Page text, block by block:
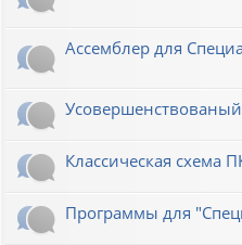
Ассемблер для
Классическая схема
Программы для